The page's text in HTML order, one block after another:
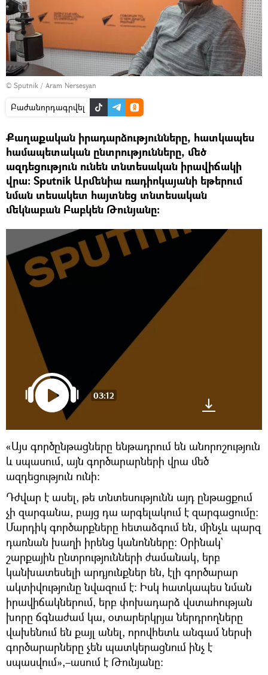
© Sputnik / Aram Nersesyan
Բաժանորդագրվել
Քաղաքական իրադարձությունները, հատկապես
համապետական ընտրությունները, մեծ
ազդեցություն ունեն տնտեսական իրավիճակի
վրա։ Sputnik Արմենիա ռադիոկայանի եթերում
նման տեսակետ հայտնեց տնտեսական
մեկնաբան Բաբկեն Թունյանը։
03:12
«Այս գործընթացները ենթադրում են անորոշություն
և սպասում, այն գործարարների վրա մեծ
ազդեցություն ունի։
Դժվար է ասել, թե տնտեսությունն այդ ընթացքում
չի զարգանա, բայց դա արգելակում է զարգացումը։
Մարդիկ գործարքները հետաձգում են, մինչև պարզ
դառնան խաղի իրենց կանոնները։ Օրինակ`
շարքային ընտրությունների ժամանակ, երբ
կանխատեսելի արդյունքներ են, էլի գործարար
ակտիվությունը նվազում է։ Իսկ հատկապես նման
իրավիճակներում, երբ փոխադարձ վստահության
խորը ճգնաժամ կա, օտարերկրյա ներդրողները
վախենում են քայլ անել, որովհետև անգամ ներսի
գործարարները չեն պատկերացնում ինչ է
սպասվում»,–ասում է Թունյանը։